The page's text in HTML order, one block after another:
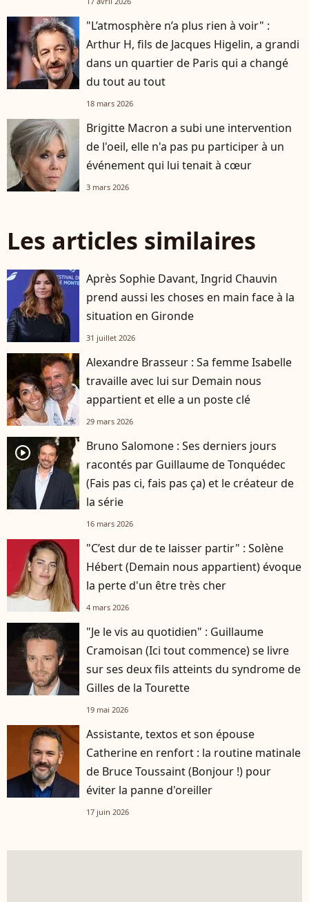
"L’atmosphère n’a plus rien à voir" :
Arthur H, fils de Jacques Higelin, a grandi
dans un quartier de Paris qui a changé
du tout au tout
18 mars 2026
Brigitte Macron a subi une intervention
de l'oeil, elle n'a pas pu participer à un
événement qui lui tenait à cœur
3 mars 2026
Les articles similaires
Après Sophie Davant, Ingrid Chauvin
prend aussi les choses en main face à la
situation en Gironde
31 juillet 2026
Alexandre Brasseur : Sa femme Isabelle
travaille avec lui sur Demain nous
appartient et elle a un poste clé
29 mars 2026
player2
Bruno Salomone : Ses derniers jours
racontés par Guillaume de Tonquédec
(Fais pas ci, fais pas ça) et le créateur de
la série
16 mars 2026
"C’est dur de te laisser partir" : Solène
Hébert (Demain nous appartient) évoque
la perte d'un être très cher
4 mars 2026
"Je le vis au quotidien" : Guillaume
Cramoisan (Ici tout commence) se livre
sur ses deux fils atteints du syndrome de
Gilles de la Tourette
19 mai 2026
Assistante, textos et son épouse
Catherine en renfort : la routine matinale
de Bruce Toussaint (Bonjour !) pour
éviter la panne d'oreiller
17 juin 2026